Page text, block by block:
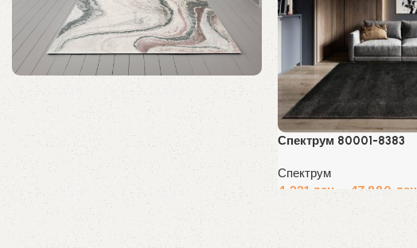
Колекција на попуст
Спектрум 80001-8383
Спектрум
4,221 ден 47,880 ден